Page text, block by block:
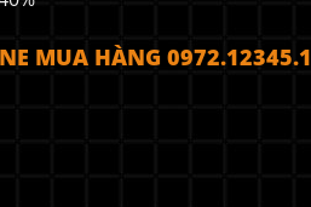
MUA HÀNG 0972.12345.1